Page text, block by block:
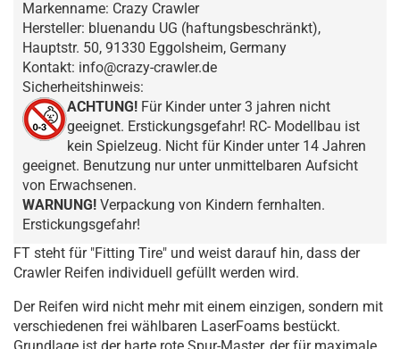
Markenname: Crazy Crawler
Hersteller: bluenandu UG (haftungsbeschränkt),
Hauptstr. 50, 91330 Eggolsheim, Germany
Kontakt: info@crazy-crawler.de
Sicherheitshinweis:
ACHTUNG! Für Kinder unter 3 jahren nicht
geeignet. Erstickungsgefahr! RC- Modellbau ist
kein Spielzeug. Nicht für Kinder unter 14 Jahren
geeignet. Benutzung nur unter unmittelbaren Aufsicht
von Erwachsenen.
WARNUNG! Verpackung von Kindern fernhalten.
Erstickungsgefahr!
FT steht für "Fitting Tire" und weist darauf hin, dass der
Crawler Reifen individuell gefüllt werden wird.
Der Reifen wird nicht mehr mit einem einzigen, sondern mit
verschiedenen frei wählbaren LaserFoams bestückt.